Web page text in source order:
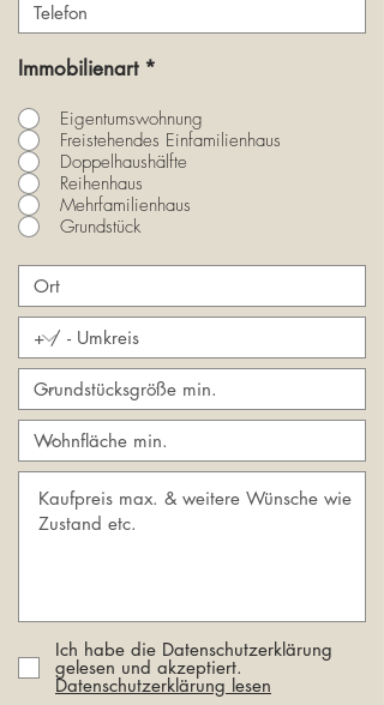
Immobilienart *
Eigentumswohnung
Freistehendes Einfamilienhaus
Doppelhaushälfte
Reihenhaus
Mehrfamilienhaus
Grundstück
Ich habe die Datenschutzerklärung
gelesen und akzeptiert.
Datenschutzerklärung lesen